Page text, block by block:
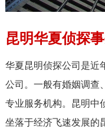
昆明华夏侦探
华夏昆明侦探公司是近
公司。一般有婚姻调查
专业服务机构。昆明中
坐落于经济飞速发展的